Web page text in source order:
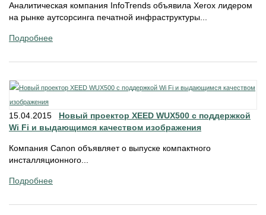
Аналитическая компания InfoTrends объявила Xerox лидером
на рынке аутсорсинга печатной инфраструктуры...
Подробнее
15.04.2015 Новый проектор XEED WUX500 с поддержкой
Wi Fi и выдающимся качеством изображения
Компания Canon объявляет о выпуске компактного
инсталляционного...
Подробнее